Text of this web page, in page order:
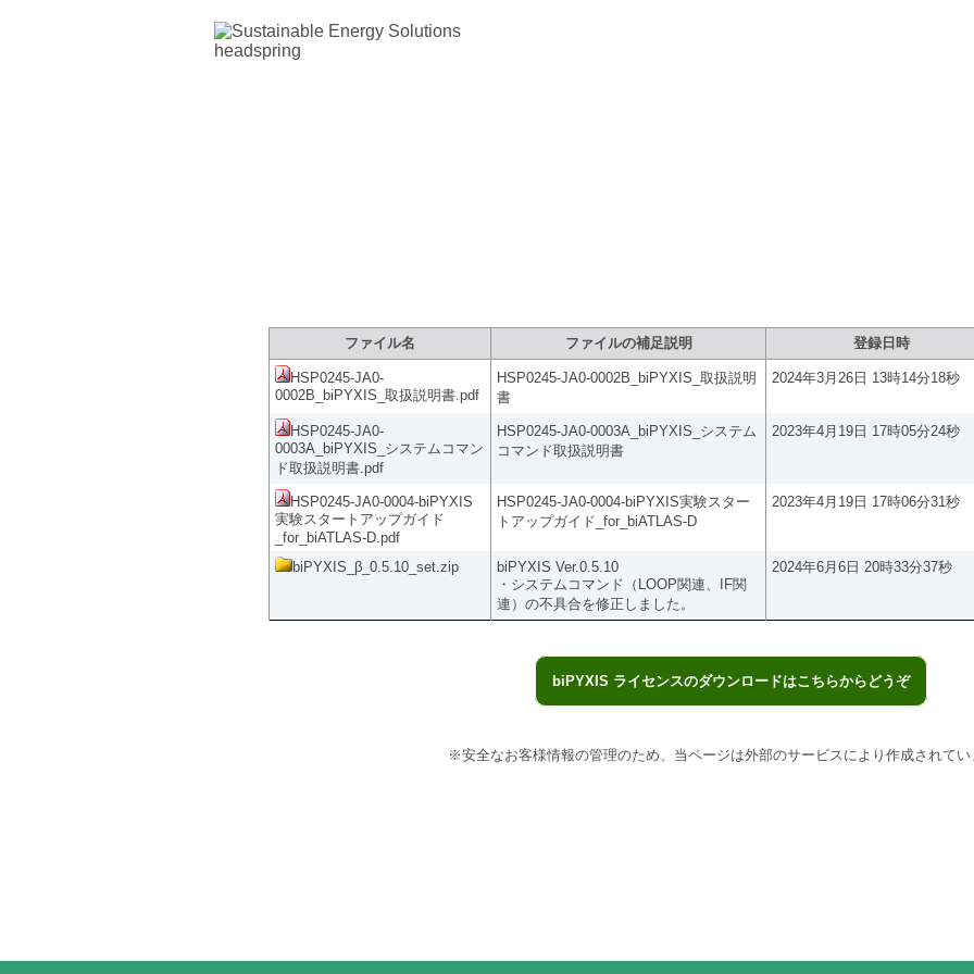
ファイル名 ファイルの補足説明 登録日時
HSP0245-JA0-
0002B_biPYXIS_取扱説明書.pdf
HSP0245-JA0-0002B_biPYXIS_取扱説明
書
2024年3月26日 13時14分18秒
HSP0245-JA0-
0003A_biPYXIS_システムコマン
ド取扱説明書.pdf
HSP0245-JA0-0003A_biPYXIS_システム
コマンド取扱説明書
2023年4月19日 17時05分24秒
HSP0245-JA0-0004-biPYXIS
実験スタートアップガイド
_for_biATLAS-D.pdf
HSP0245-JA0-0004-biPYXIS実験スター
トアップガイド_for_biATLAS-D
2023年4月19日 17時06分31秒
biPYXIS_β_0.5.10_set.zip
biPYXIS Ver.0.5.10
・システムコマンド（LOOP関連、IF関
連）の不具合を修正しました。
2024年6月6日 20時33分37秒
biPYXIS ライセンスのダウンロードはこちらからどうぞ
※安全なお客様情報の管理のため、当ページは外部のサービスにより作成されてい